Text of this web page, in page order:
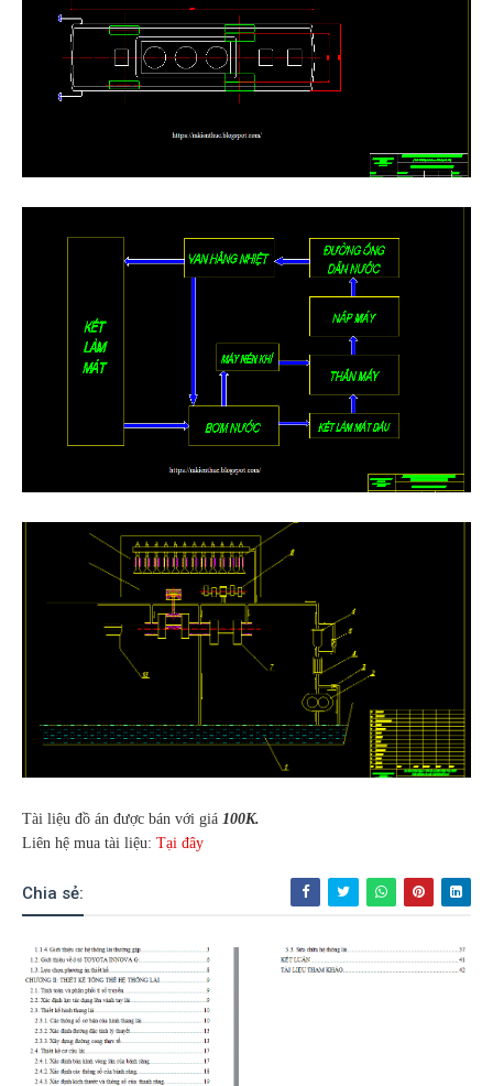
Tài liệu đồ án được bán với giá 100K.
Liên hệ mua tài liệu: Tại đây
Chia sẻ: